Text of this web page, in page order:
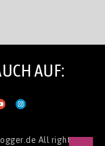
AUF:
All rights